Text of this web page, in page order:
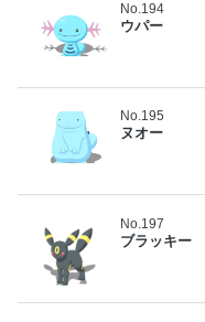
No.194
ウパー
No.195
ヌオー
No.197
ブラッキー